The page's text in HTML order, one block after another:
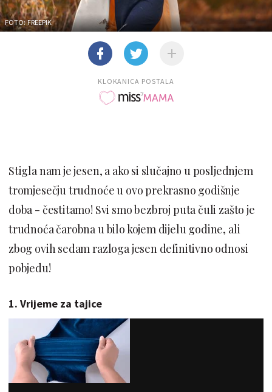
FOTO: FREEPIK
KLOKANICA POSTALA
Stigla nam je jesen, a ako si slučajno u posljednjem
tromjesečju trudnoće u ovo prekrasno godišnje
doba - čestitamo! Svi smo bezbroj puta čuli zašto je
trudnoća čarobna u bilo kojem dijelu godine, ali
zbog ovih sedam razloga jesen definitivno odnosi
pobjedu!
1. Vrijeme za tajice